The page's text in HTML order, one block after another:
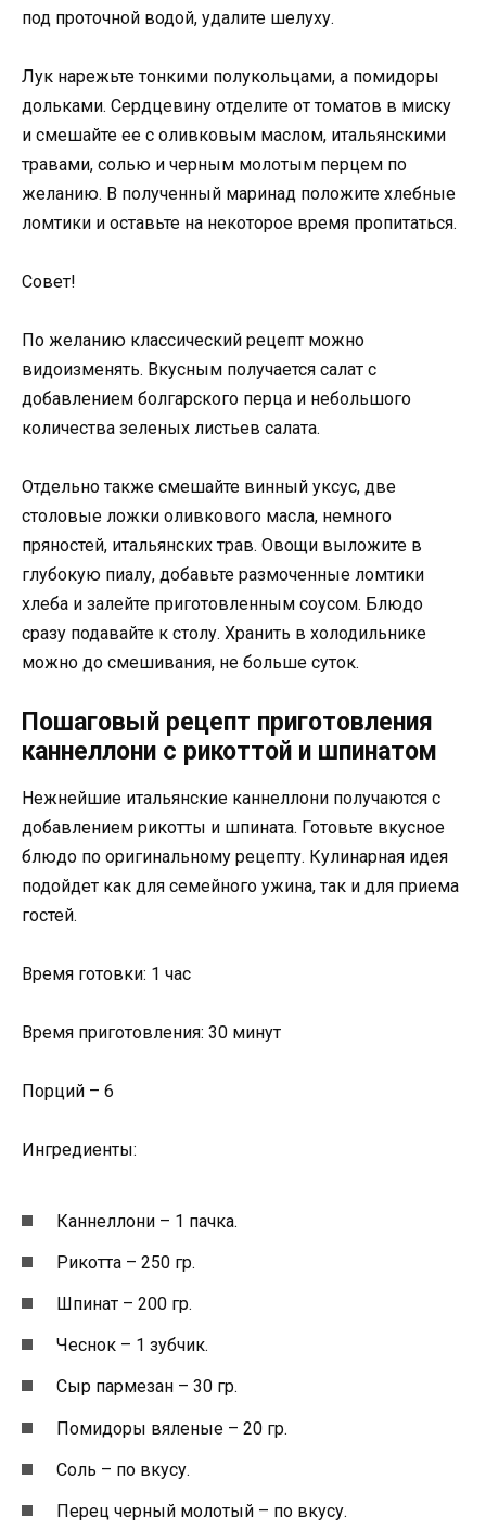
под проточной водой, удалите шелуху.
Лук нарежьте тонкими полукольцами, а помидоры
дольками. Сердцевину отделите от томатов в миску
и смешайте ее с оливковым маслом, итальянскими
травами, солью и черным молотым перцем по
желанию. В полученный маринад положите хлебные
ломтики и оставьте на некоторое время пропитаться.
Совет!
По желанию классический рецепт можно
видоизменять. Вкусным получается салат с
добавлением болгарского перца и небольшого
количества зеленых листьев салата.
Отдельно также смешайте винный уксус, две
столовые ложки оливкового масла, немного
пряностей, итальянских трав. Овощи выложите в
глубокую пиалу, добавьте размоченные ломтики
хлеба и залейте приготовленным соусом. Блюдо
сразу подавайте к столу. Хранить в холодильнике
можно до смешивания, не больше суток.
Пошаговый рецепт приготовления
каннеллони с рикоттой и шпинатом
Нежнейшие итальянские каннеллони получаются с
добавлением рикотты и шпината. Готовьте вкусное
блюдо по оригинальному рецепту. Кулинарная идея
подойдет как для семейного ужина, так и для приема
гостей.
Время готовки: 1 час
Время приготовления: 30 минут
Порций – 6
Ингредиенты:
Каннеллони – 1 пачка.
Рикотта – 250 гр.
Шпинат – 200 гр.
Чеснок – 1 зубчик.
Сыр пармезан – 30 гр.
Помидоры вяленые – 20 гр.
Соль – по вкусу.
Перец черный молотый – по вкусу.